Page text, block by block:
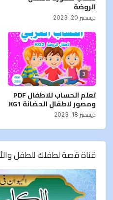
الروضة
ديسمبر 20, 2023
3
تعلم الحساب للاطفال PDF
ومصور لاطفال الحضانة KG1
ديسمبر 18, 2023
قناة قصة لطفلك للطفل